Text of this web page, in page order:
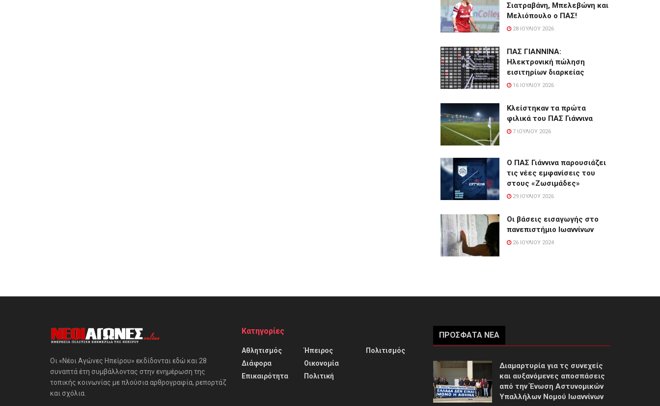
Σιατραβάνη, Μπελεβώνη και
Μελιόπουλο ο ΠΑΣ!
28 ΙΟΥΛΊΟΥ 2026
ΠΑΣ ΓΙΑΝΝΙΝΑ:
Hλεκτρονική πώληση
εισιτηρίων διαρκείας
16 ΙΟΥΛΊΟΥ 2026
Κλείστηκαν τα πρώτα
φιλικά του ΠΑΣ Γιάννινα
7 ΙΟΥΛΊΟΥ 2026
Ο ΠΑΣ Γιάννινα παρουσιάζει
τις νέες εμφανίσεις του
στους «Ζωσιμάδες»
29 ΙΟΥΛΊΟΥ 2026
Οι βάσεις εισαγωγής στο
πανεπιστήμιο Ιωαννίνων
26 ΙΟΥΛΊΟΥ 2024
Οι «Νέοι Αγώνες Ηπείρου» εκδίδονται εδώ και 28
συναπτά έτη συμβάλλοντας στην ενημέρωση της
τοπικής κοινωνίας με πλούσια αρθρογραφία, ρεπορτάζ
και σχόλια.
Κατηγορίες
Αθλητισμός
Διάφορα
Επικαιρότητα
Ήπειρος
Οικονομία
Πολιτική
Πολιτισμός
ΠΡΌΣΦΑΤΑ ΝΈΑ
Διαμαρτυρία για τς συνεχείς
και αυξανόμενες αποσπάσεις
από την Ένωση Αστυνομικών
Υπαλλήλων Νομού Ιωαννίνων